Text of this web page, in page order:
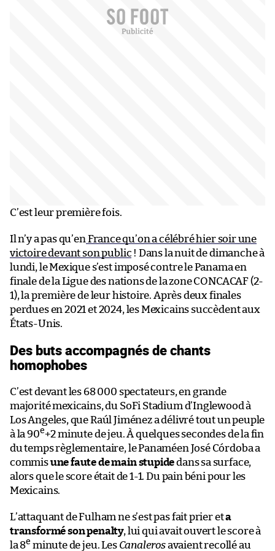
C’est leur première fois.
Il n’y a pas qu’en France qu’on a célébré hier soir une
victoire devant son public ! Dans la nuit de dimanche à
lundi, le Mexique s’est imposé contre le Panama en
finale de la Ligue des nations de la zone CONCACAF (2-
1), la première de leur histoire. Après deux finales
perdues en 2021 et 2024, les Mexicains succèdent aux
États-Unis.
Des buts accompagnés de chants
homophobes
C’est devant les 68 000 spectateurs, en grande
majorité mexicains, du SoFi Stadium d’Inglewood à
Los Angeles, que Raúl Jiménez a délivré tout un peuple
à la 90e+2 minute de jeu. À quelques secondes de la fin
du temps règlementaire, le Panaméen José Córdoba a
commisune faute de main stupidedans sa surface,
alors que le score était de 1-1. Du pain béni pour les
Mexicains.
L’attaquant de Fulham ne s’est pas fait prier eta
transformé son penalty, lui qui avait ouvert le score à
la 8e minute de jeu. Les Canalerosavaient recollé au